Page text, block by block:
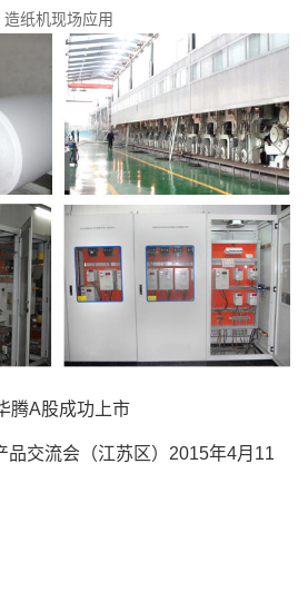
造纸机现场应用
腾A股成功上市
品交流会（江苏区）2015年4月11